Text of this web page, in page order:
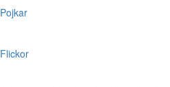
Pojkar
Flickor